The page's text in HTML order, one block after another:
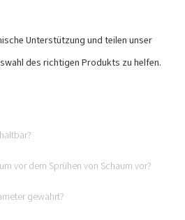
Unterstützung und teilen unser
des richtigen Produkts zu helfen.
vor dem Sprühen von Schaum vor?
gewahrt?